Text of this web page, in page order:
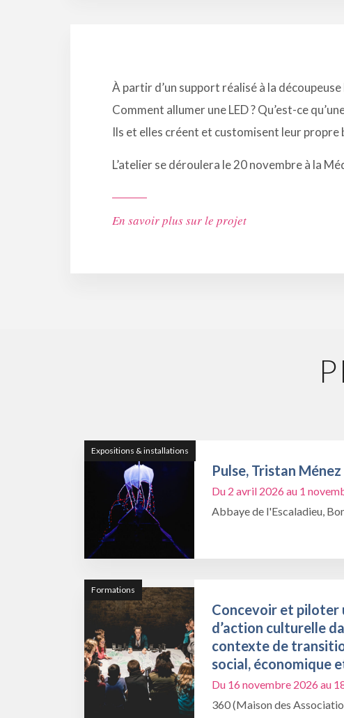
À partir d’un support réalisé à la
Comment allumer une LED ? Qu’est-ce
Ils et elles créent et customisent leur
L’atelier se déroulera le 20 novembre à la
En savoir plus sur le projet
Expositions & installations
Pulse, Tristan Ménez
Du 2 avril 2026 au 1
Abbaye de l'Escaladieu,
Formations
Concevoir et piloter
d’action culturelle
contexte de
social, économique
Du 16 novembre 2026 au
360 (Maison des